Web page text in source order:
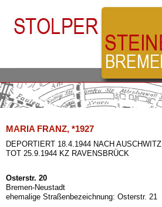
MARIA FRANZ, *1927
DEPORTIERT 18.4.1944 NACH AUSCHWITZ
TOT 25.9.1944 KZ RAVENSBRÜCK
Osterstr. 20
Bremen-Neustadt
ehemalige Straßenbezeichnung: Osterstr. 21